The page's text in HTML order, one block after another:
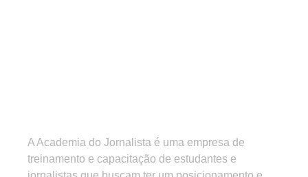
A Academia do Jornalista é uma empresa de
treinamento e capacitação de estudantes e